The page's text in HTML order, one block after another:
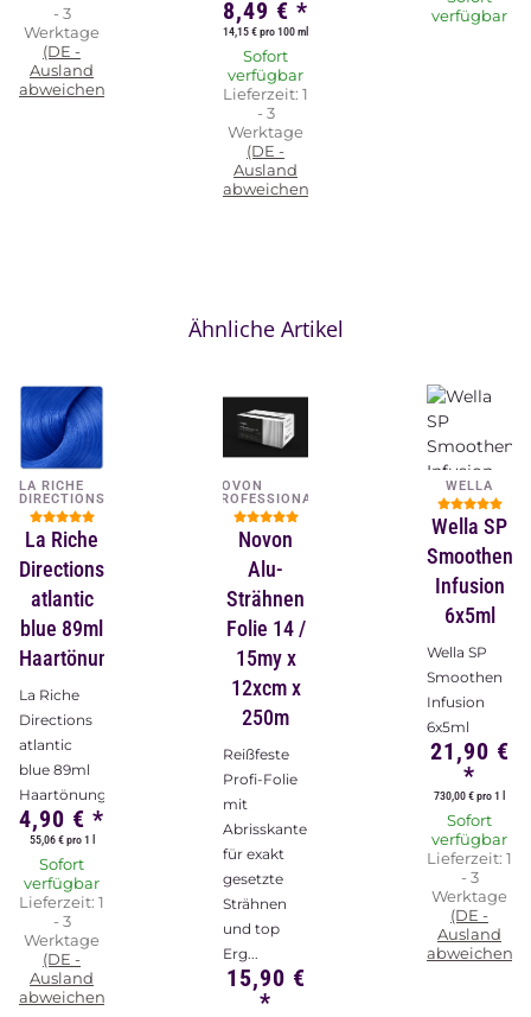
- 3
Werktage
(DE -
Ausland
abweichend)
8,49 € *
14,15 € pro 100 ml
Sofort
verfügbar
Lieferzeit: 1
- 3
Werktage
(DE -
Ausland
abweichend)
verfügbar
Ähnliche Artikel
LA RICHE
DIRECTIONS
La Riche
Directions
atlantic
blue 89ml
Haartönung
La Riche
Directions
atlantic
blue 89ml
Haartönung
4,90 € *
55,06 € pro 1 l
Sofort
verfügbar
Lieferzeit: 1
- 3
Werktage
(DE -
Ausland
abweichend)
NOVON
PROFESSIONAL
Novon
Alu-
Strähnen
Folie 14 /
15my x
12xcm x
250m
Reißfeste
Profi-Folie
mit
Abrisskante
für exakt
gesetzte
Strähnen
und top
Erg...
15,90 €
*
WELLA
Wella SP
Smoothen
Infusion
6x5ml
Wella SP
Smoothen
Infusion
6x5ml
21,90 €
*
730,00 € pro 1 l
Sofort
verfügbar
Lieferzeit: 1
- 3
Werktage
(DE -
Ausland
abweichend)